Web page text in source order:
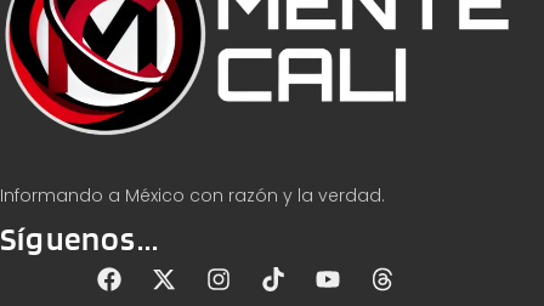
Informando a México con razón y la verdad.
Síguenos...